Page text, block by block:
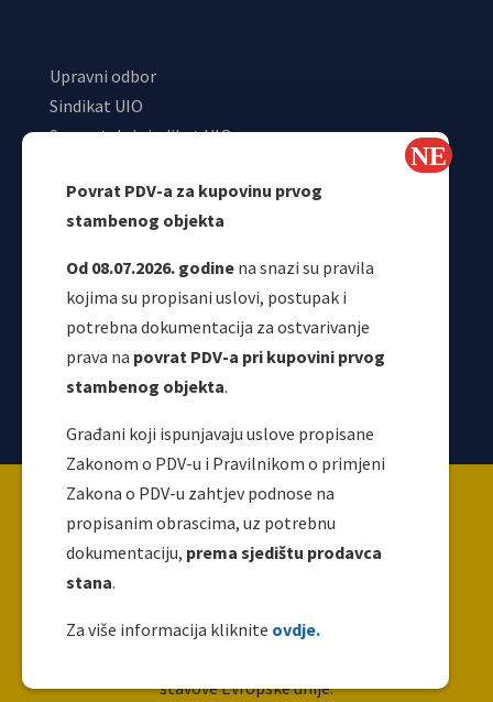
Povrat PDV-a za kupovinu prvog
stambenog objekta
Od 08.07.2026. godine na snazi su pravila
kojima su propisani uslovi, postupak i
potrebna dokumentacija za ostvarivanje
prava na povrat PDV-a pri kupovini prvog
stambenog objekta.
Građani koji ispunjavaju uslove propisane
Zakonom o PDV-u i Pravilnikom o primjeni
Zakona o PDV-u zahtjev podnose na
propisanim obrascima, uz potrebnu
dokumentaciju, prema sjedištu prodavca
stana.
Za više informacija kliknite ovdje.
Upravni odbor
Sindikat UIO
Samostalni sindikat UIO
Odjeljenje za makroekonomsku analizu
Korisni linkovi
Copyright ©2026 Uprava za indirektno / neizravno
oporezivanje BiH
finansijsku podršku Evropske unije. Za njen sadržaj
stavove Evropske unije.